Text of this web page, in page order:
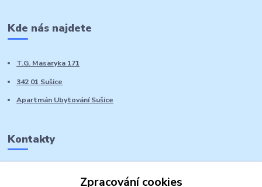
Kde nás najdete
T.G. Masaryka 171
342 01 Sušice
Apartmán Ubytování Sušice
Kontakty
Zpracování cookies